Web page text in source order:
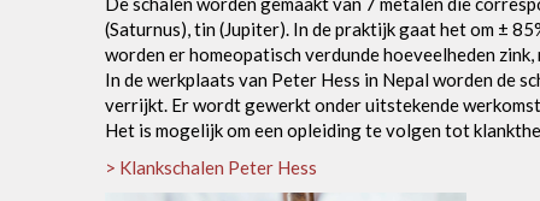
(Saturnus), tin (Jupiter). In de praktijk gaat het om ±
worden er homeopatisch verdunde hoeveelheden
In de werkplaats van Peter Hess in Nepal worden de
verrijkt. Er wordt gewerkt onder uitstekende
Het is mogelijk om een opleiding te volgen tot
> Klankschalen Peter Hess